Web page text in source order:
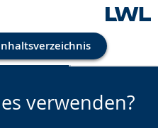
verwenden?